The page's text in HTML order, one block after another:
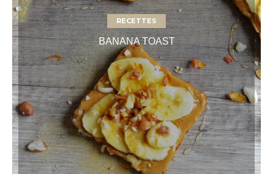
RECETTES
BANANA TOAST